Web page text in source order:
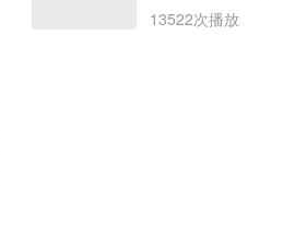
13522次播放